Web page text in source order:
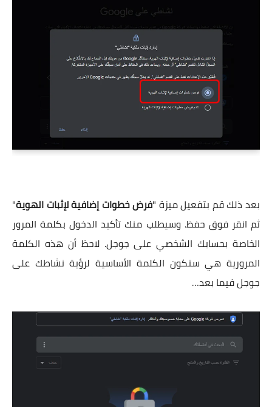
بعد ذلك قم بتفعيل ميزة "فرض خطوات إضافية لإثبات الهوية"
ثم انقر فوق حفظ. وسيطلب منك تأكيد الدخول بكلمة المرور
الخاصة بحسابك الشخصي على جوجل. لاحظ أن هذه الكلمة
المرورية هي ستكون الكلمة الأساسية لرؤية نشاطك على
جوجل فيما بعد…